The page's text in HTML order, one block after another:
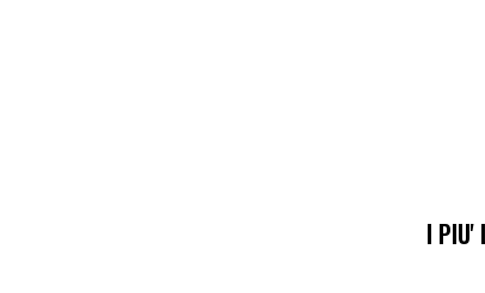
I PIU'